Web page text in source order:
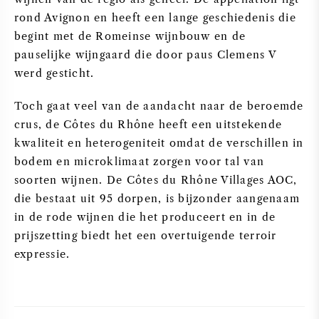
rond Avignon en heeft een lange geschiedenis die
begint met de Romeinse wijnbouw en de
pauselijke wijngaard die door paus Clemens V
werd gesticht.
Toch gaat veel van de aandacht naar de beroemde
crus, de Côtes du Rhône heeft een uitstekende
kwaliteit en heterogeniteit omdat de verschillen in
bodem en microklimaat zorgen voor tal van
soorten wijnen. De Côtes du Rhône Villages AOC,
die bestaat uit 95 dorpen, is bijzonder aangenaam
in de rode wijnen die het produceert en in de
prijszetting biedt het een overtuigende terroir
expressie.